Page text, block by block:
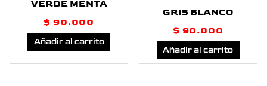
VERDE MENTA
$ 90.000
Añadir al carrito
GRIS BLANCO
$ 90.000
Añadir al carrito